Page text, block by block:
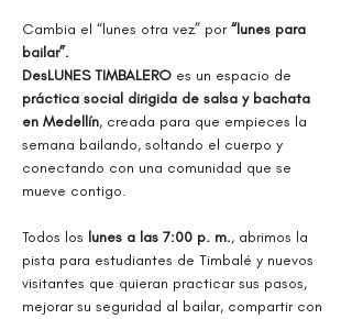
Cambia el “lunes otra vez” por “lunes para
bailar”.
DesLUNES TIMBALERO es un espacio de
práctica social dirigida de salsa y bachata
en Medellín, creada para que empieces la
semana bailando, soltando el cuerpo y
conectando con una comunidad que se
mueve contigo.
Todos los lunes a las 7:00 p. m., abrimos la
pista para estudiantes de Timbalé y nuevos
visitantes que quieran practicar sus pasos,
mejorar su seguridad al bailar, compartir con